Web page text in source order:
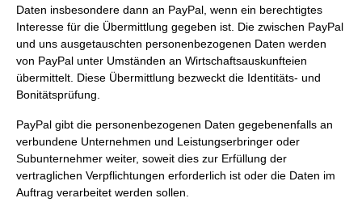
Daten insbesondere dann an PayPal, wenn ein berechtigtes
Interesse für die Übermittlung gegeben ist. Die zwischen PayPal
und uns ausgetauschten personenbezogenen Daten werden
von PayPal unter Umständen an Wirtschaftsauskunfteien
übermittelt. Diese Übermittlung bezweckt die Identitäts- und
Bonitätsprüfung.
PayPal gibt die personenbezogenen Daten gegebenenfalls an
verbundene Unternehmen und Leistungserbringer oder
Subunternehmer weiter, soweit dies zur Erfüllung der
vertraglichen Verpflichtungen erforderlich ist oder die Daten im
Auftrag verarbeitet werden sollen.